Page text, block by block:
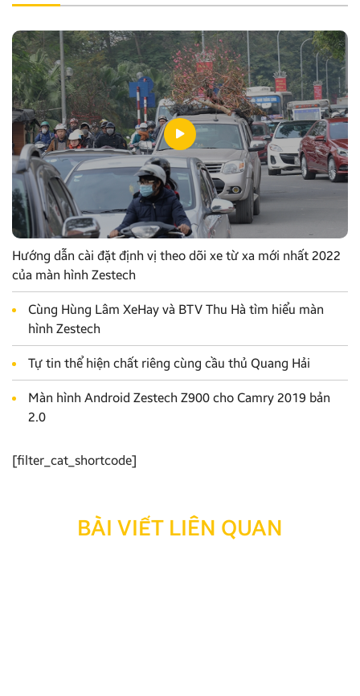
Hướng dẫn cài đặt định vị theo dõi xe từ xa mới nhất 2022
của màn hình Zestech
Cùng Hùng Lâm XeHay và BTV Thu Hà tìm hiểu màn
hình Zestech
Tự tin thể hiện chất riêng cùng cầu thủ Quang Hải
Màn hình Android Zestech Z900 cho Camry 2019 bản
2.0
[filter_cat_shortcode]
BÀI VIẾT LIÊN QUAN